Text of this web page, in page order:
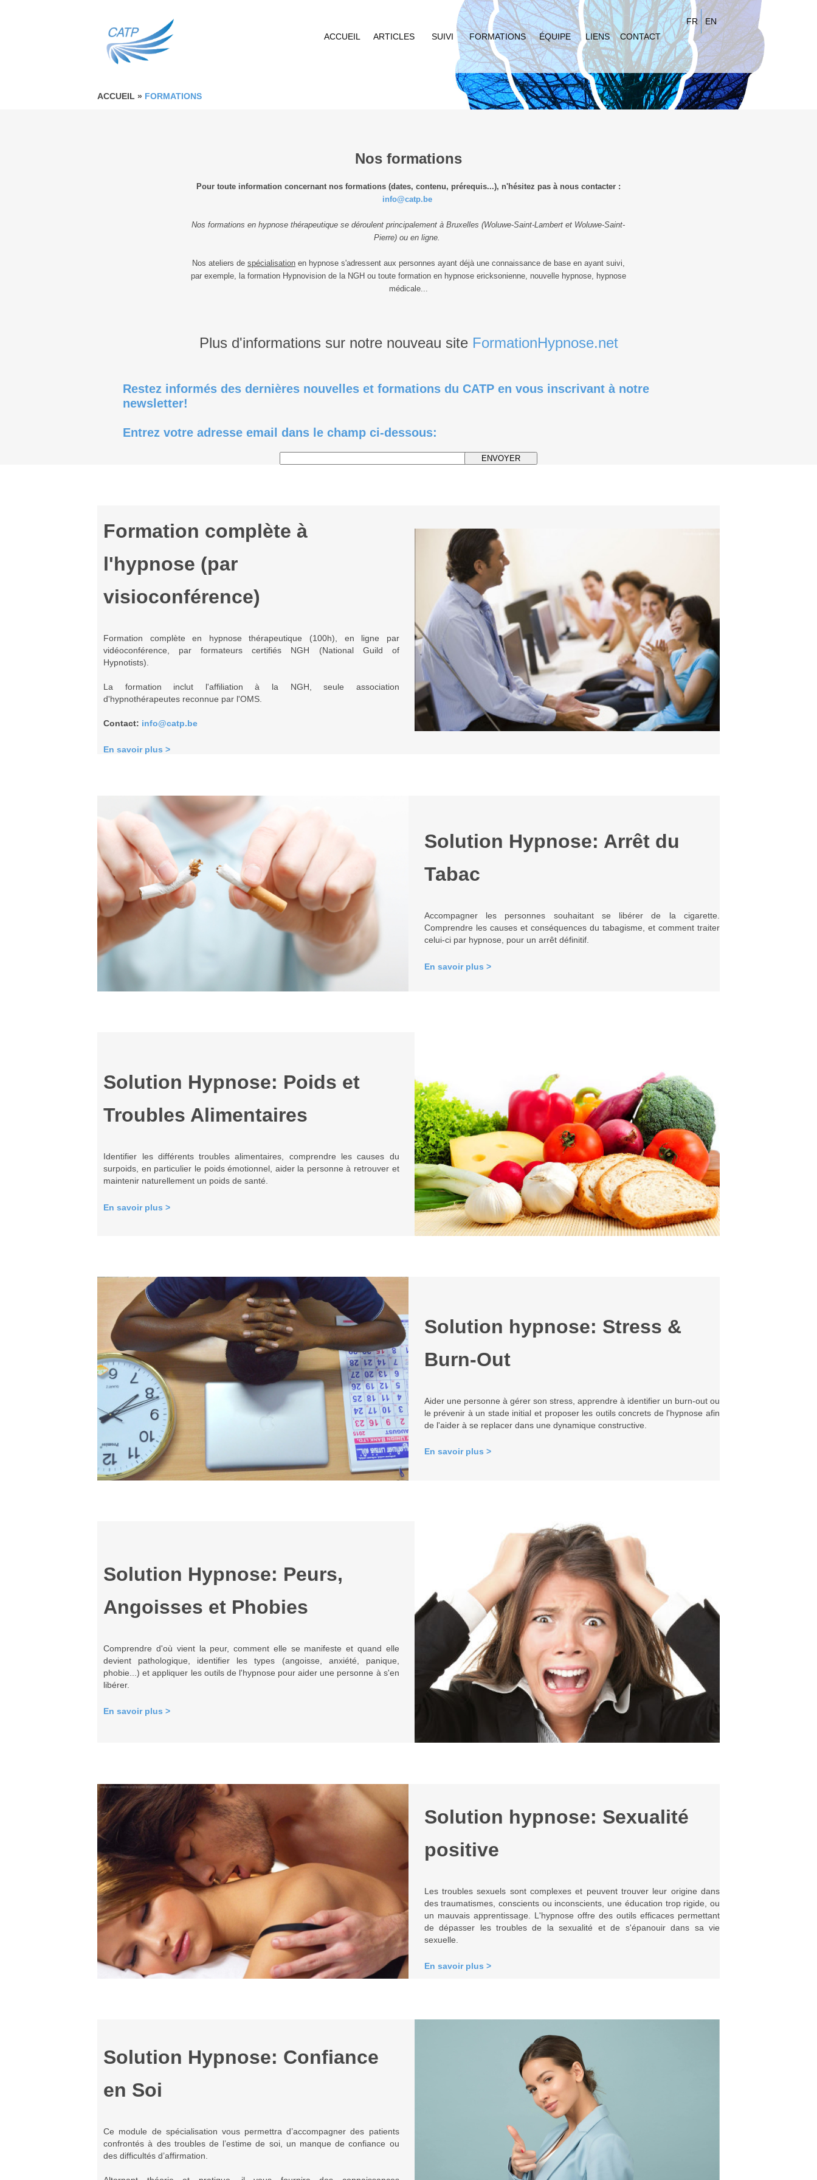
EN
FR
CONTACT
LIENS
ÉQUIPE
FORMATIONS
SUIVI
ARTICLES
ACCUEIL
ACCUEIL » FORMATIONS
Nos formations
Pour toute information concernant nos formations (dates, contenu, prérequis...), n'hésitez pas à nous contacter :
info@catp.be
Nos formations en hypnose thérapeutique se déroulent principalement à Bruxelles (Woluwe-Saint-Lambert et Woluwe-Saint-
Pierre) ou en ligne.
Nos ateliers de spécialisationen hypnose s'adressent aux personnes ayant déjà une connaissance de base en ayant suivi,
par exemple, la formation Hypnovision de la NGH ou toute formation en hypnose ericksonienne, nouvelle hypnose, hypnose
médicale...
Plus d'informations sur notre nouveau site FormationHypnose.net
Restez informés des dernières nouvelles et formations du CATP en vous inscrivant à notre
newsletter!
Entrez votre adresse email dans le champ ci-dessous:
ENVOYER
Formation complète à
l'hypnose (par
visioconférence)
Formation complète en hypnose thérapeutique (100h), en ligne par
vidéoconférence, par formateurs certifiés NGH (National Guild of
Hypnotists).
La formation inclut l'affiliation à la NGH, seule association
d'hypnothérapeutes reconnue par l'OMS.
Contact: info@catp.be
En savoir plus >
Solution Hypnose: Arrêt du
Tabac
Accompagner les personnes souhaitant se libérer de la cigarette.
Comprendre les causes et conséquences du tabagisme, et comment traiter
celui-ci par hypnose, pour un arrêt définitif.
En savoir plus >
Solution Hypnose: Poids et
Troubles Alimentaires
Identifier les différents troubles alimentaires, comprendre les causes du
surpoids, en particulier le poids émotionnel, aider la personne à retrouver et
maintenir naturellement un poids de santé.
En savoir plus >
Solution hypnose: Stress &
Burn-Out
Aider une personne à gérer son stress, apprendre à identifier un burn-out ou
le prévenir à un stade initial et proposer les outils concrets de l'hypnose afin
de l'aider à se replacer dans une dynamique constructive.
En savoir plus >
Solution Hypnose: Peurs,
Angoisses et Phobies
Comprendre d'où vient la peur, comment elle se manifeste et quand elle
devient pathologique, identifier les types (angoisse, anxiété, panique,
phobie...) et appliquer les outils de l'hypnose pour aider une personne à s'en
libérer.
En savoir plus >
Solution hypnose: Sexualité
positive
Les troubles sexuels sont complexes et peuvent trouver leur origine dans
des traumatismes, conscients ou inconscients, une éducation trop rigide, ou
un mauvais apprentissage. L'hypnose offre des outils efficaces permettant
de dépasser les troubles de la sexualité et de s'épanouir dans sa vie
sexuelle.
En savoir plus >
Solution Hypnose: Confiance
en Soi
Ce module de spécialisation vous permettra d’accompagner des patients
confrontés à des troubles de l’estime de soi, un manque de confiance ou
des difficultés d’affirmation.